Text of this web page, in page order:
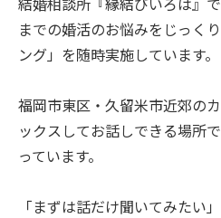
までの婚活のお悩みをじっく
ング」を随時実施しています。
福岡市東区・久留米市近郊の
ックスしてお話しできる場所
っています。
「まずは話だけ聞いてみたい